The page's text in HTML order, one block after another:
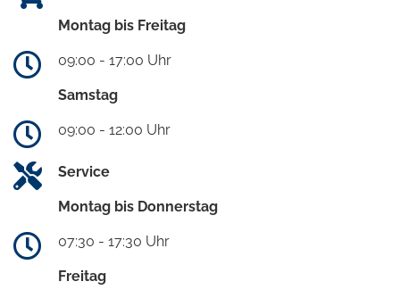
Montag bis Freitag
09:00 - 17:00 Uhr
Samstag
09:00 - 12:00 Uhr
Service
Montag bis Donnerstag
07:30 - 17:30 Uhr
Freitag